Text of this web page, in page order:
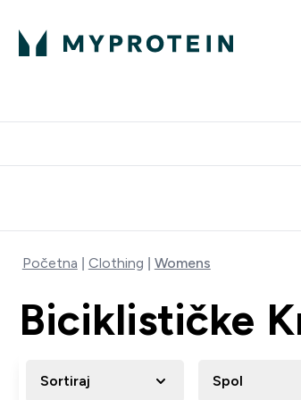
Početna Clothing Womens
Biciklističke
Sortiraj Spol